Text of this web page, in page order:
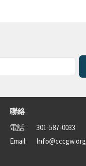
聯絡
電話:
301-587-0033
Email: Info@cccgw.org